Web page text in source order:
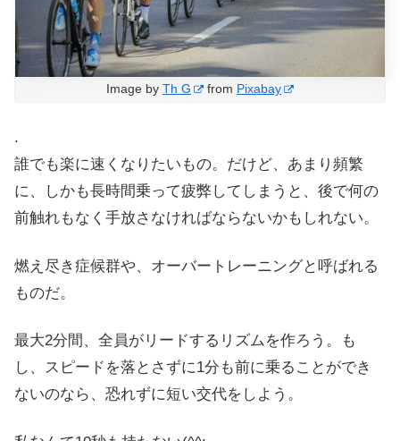
Image by Th G from Pixabay
.
誰でも楽に速くなりたいもの。だけど、あまり頻繁
に、しかも長時間乗って疲弊してしまうと、後で何の
前触れもなく手放さなければならないかもしれない。
燃え尽き症候群や、オーバートレーニングと呼ばれる
ものだ。
最大2分間、全員がリードするリズムを作ろう。も
し、スピードを落とさずに1分も前に乗ることができ
ないのなら、恐れずに短い交代をしよう。